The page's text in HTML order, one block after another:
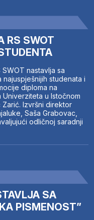
RS SWOT
SWOT nastavlja sa
studenata i
diploma na
u Istočnom
Izvršni direktor
Saša Grabovac,
odličnoj saradnji
SA
PISMENOST”